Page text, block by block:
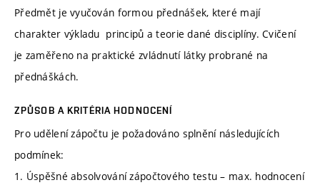
Předmět je vyučován formou přednášek, které mají
charakter výkladu principů a teorie dané disciplíny. Cvičení
je zaměřeno na praktické zvládnutí látky probrané na
přednáškách.
ZPŮSOB A KRITÉRIA HODNOCENÍ
Pro udělení zápočtu je požadováno splnění následujících
podmínek:
1. Úspěšné absolvování zápočtového testu – max. hodnocení